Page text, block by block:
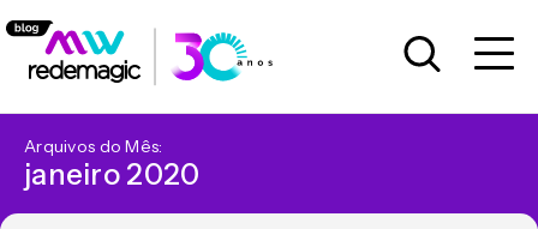
Arquivos do Mês:
janeiro 2020